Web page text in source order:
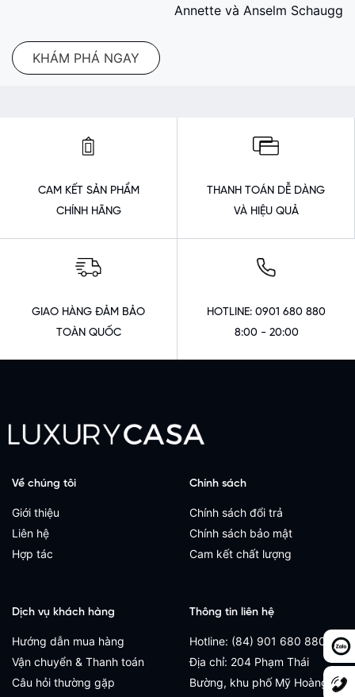
Annette và Anselm Schaugg
KHÁM PHÁ NGAY
CAM KẾT SẢN PHẨM
CHÍNH HÃNG
THANH TOÁN DỄ DÀNG
VÀ HIỆU QUẢ
GIAO HÀNG ĐẢM BẢO
TOÀN QUỐC
HOTLINE: 0901 680 880
8:00 - 20:00
Về chúng tôi
Giới thiệu
Liên hệ
Hợp tác
Chính sách
Chính sách đổi trả
Chính sách bảo mật
Cam kết chất lượng
Dịch vụ khách hàng
Hướng dẫn mua hàng
Vận chuyển & Thanh toán
Câu hỏi thường gặp
Thông tin liên hệ
Hotline: (84) 901 680 880
Địa chỉ: 204 Phạm Thái
Bường, khu phố Mỹ Hoàng,